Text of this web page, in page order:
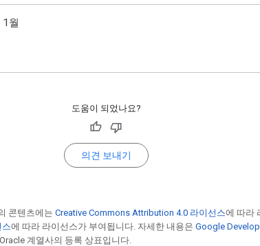
월
도움이 되었나요?
의견 보내기
콘텐츠에는 Creative Commons Attribution 4.0 라이선스에 따라
에 따라 라이선스가 부여됩니다. 자세한 내용은 Google
계열사의 등록 상표입니다.